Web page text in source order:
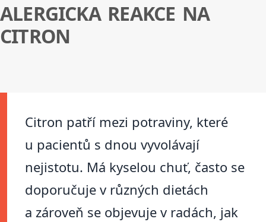
ALERGICKA REAKCE NA
CITRON
Citron patří mezi potraviny, které
u pacientů s dnou vyvolávají
nejistotu. Má kyselou chuť, často se
doporučuje v různých dietách
a zároveň se objevuje v radách, jak